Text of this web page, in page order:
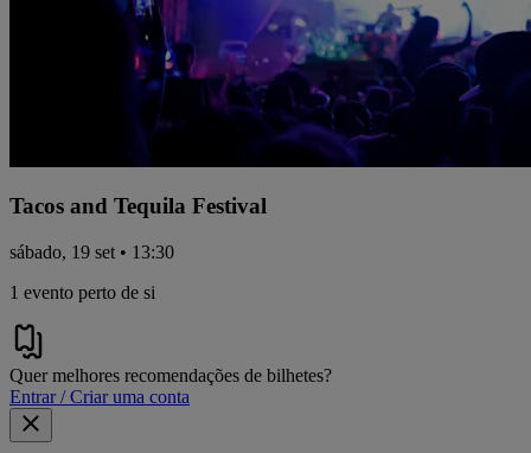
Tacos and Tequila Festival
sábado, 19 set • 13:30
1 evento perto de si
Quer melhores recomendações de bilhetes?
Entrar / Criar uma conta